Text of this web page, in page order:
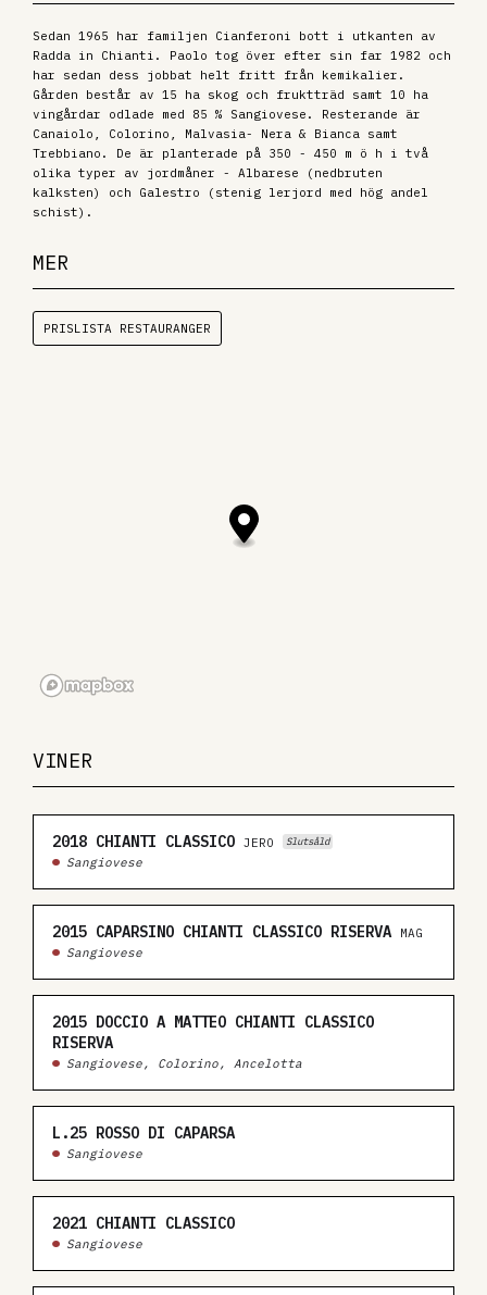
Sedan 1965 har familjen Cianferoni bott i utkanten av
Radda in Chianti. Paolo tog över efter sin far 1982 och
har sedan dess jobbat helt fritt från kemikalier.
Gården består av 15 ha skog och fruktträd samt 10 ha
vingårdar odlade med 85 % Sangiovese. Resterande är
Canaiolo, Colorino, Malvasia- Nera & Bianca samt
Trebbiano. De är planterade på 350 - 450 m ö h i två
olika typer av jordmåner - Albarese (nedbruten
kalksten) och Galestro (stenig lerjord med hög andel
schist).
MER
PRISLISTA RESTAURANGER
VINER
2018 CHIANTI CLASSICO JERO Slutsåld
Sangiovese
2015 CAPARSINO CHIANTI CLASSICO RISERVA
MAG
Sangiovese
2015 DOCCIO A MATTEO CHIANTI CLASSICO
RISERVA
Sangiovese, Colorino, Ancelotta
L.25 ROSSO DI CAPARSA
Sangiovese
2021 CHIANTI CLASSICO
Sangiovese